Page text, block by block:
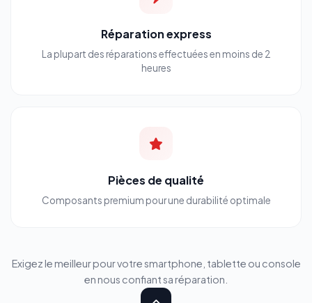
Réparation express
La plupart des réparations effectuées en moins de 2
heures
Pièces de qualité
Composants premium pour une durabilité optimale
Exigez le meilleur pour votre smartphone, tablette ou console
en nous confiant sa réparation.